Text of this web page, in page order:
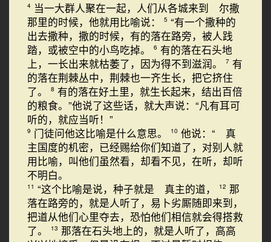
4 当一大群人聚在一起，人们从各城来到 尔撒
那里的时候，他就用比喻说：
5 “有一个撒种的
出去撒种，撒的时候，有的落在路旁，被人践
踏，或被空中的小鸟吃掉。
6 有的落在石头地
上，一长出来就枯萎了，因为得不到滋润。
7 有
的落在荆棘丛中，荆棘也一齐生长，把它挤住
了。
8 有的落在好土里，就生长起来，结出百倍
的粮食。”他说了这些话，就大声说：“凡有耳可
听的，就应当听！”
9 门徒问他这比喻是什么意思。 10 他说：“ 真
主国度的机密，已经赐给你们知道了，对别人就
用比喻，叫他们虽然看，却看不见，在听，却听
不明白。
11 “这个比喻是说，种子就是 真主的道， 12 那
落在路旁的，就是人听了，易卜劣厮随即来到，
把道从他们心里夺去，恐怕他们相信就会得搭救
了。
13 那落在石头地上的，就是人听了，高高